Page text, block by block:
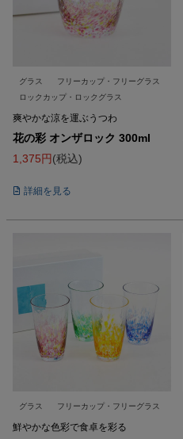
グラス
フリーカップ・フリーグラス
ロックカップ・ロックグラス
爽やかな涼を運ぶうつわ
花の彩 オンザロック 300ml
1,375
税込
詳細を見る
グラス フリーカップ・フリーグラス
鮮やかな色彩で食卓を彩る